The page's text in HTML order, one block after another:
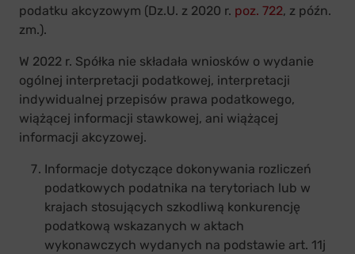
podatku akcyzowym (Dz.U. z 2020 r. poz. 722, z późn.
zm.).
W 2022 r. Spółka nie składała wniosków o wydanie
ogólnej interpretacji podatkowej, interpretacji
indywidualnej przepisów prawa podatkowego,
wiążącej informacji stawkowej, ani wiążącej
informacji akcyzowej.
Informacje dotyczące dokonywania rozliczeń
podatkowych podatnika na terytoriach lub w
krajach stosujących szkodliwą konkurencję
podatkową wskazanych w aktach
wykonawczych wydanych na podstawie art. 11j